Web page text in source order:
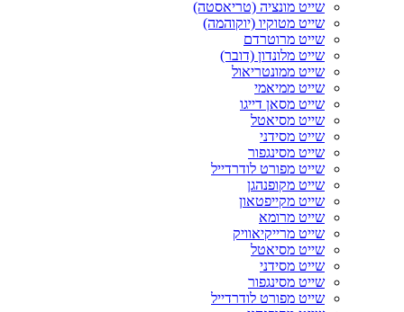
שייט מונציה (טריאסטה)
שייט מטוקיו (יוקוהמה)
שייט מרוטרדם
שייט מלונדון (דובר)
שייט ממונטריאול
שייט ממיאמי
שייט מסאן דייגו
שייט מסיאטל
שייט מסידני
שייט מסינגפור
שייט מפורט לודרדייל
שייט מקופנהגן
שייט מקייפטאון
שייט מרומא
שייט מרייקיאוויק
שייט מסיאטל
שייט מסידני
שייט מסינגפור
שייט מפורט לודרדייל